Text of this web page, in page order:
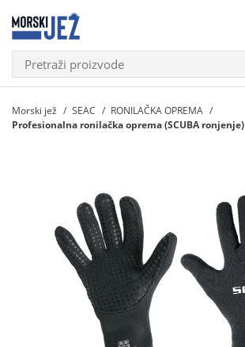
Morski jež SEAC RONILAČKA OPREMA
Profesionalna ronilačka oprema (SCUBA ronjenje)